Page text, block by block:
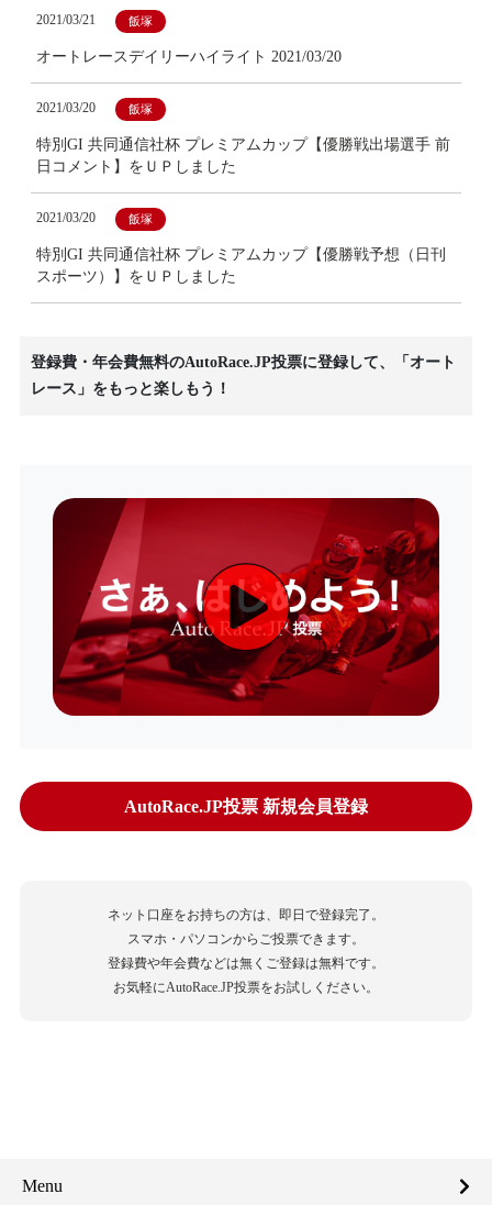
2021/03/21 飯塚
オートレースデイリーハイライト 2021/03/20
2021/03/20 飯塚
特別GI 共同通信社杯 プレミアムカップ【優勝戦出場選手 前
日コメント】をＵＰしました
2021/03/20 飯塚
特別GI 共同通信社杯 プレミアムカップ【優勝戦予想（日刊
スポーツ）】をＵＰしました
登録費・年会費無料のAutoRace.JP投票に登録して、「オート
レース」をもっと楽しもう！
AutoRace.JP投票 新規会員登録
ネット口座をお持ちの方は、即日で登録完了。
スマホ・パソコンからご投票できます。
登録費や年会費などは無くご登録は無料です。
お気軽にAutoRace.JP投票をお試しください。
Menu